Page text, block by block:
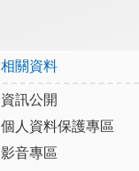
相關資料
資訊公開
個人資料保護專區
影音專區